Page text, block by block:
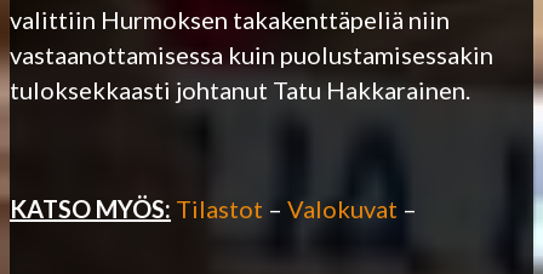
valittiin Hurmoksen takakenttäpeliä niin
vastaanottamisessa kuin puolustamisessakin
tuloksekkaasti johtanut Tatu Hakkarainen.
KATSO MYÖS: Tilastot – Valokuvat –